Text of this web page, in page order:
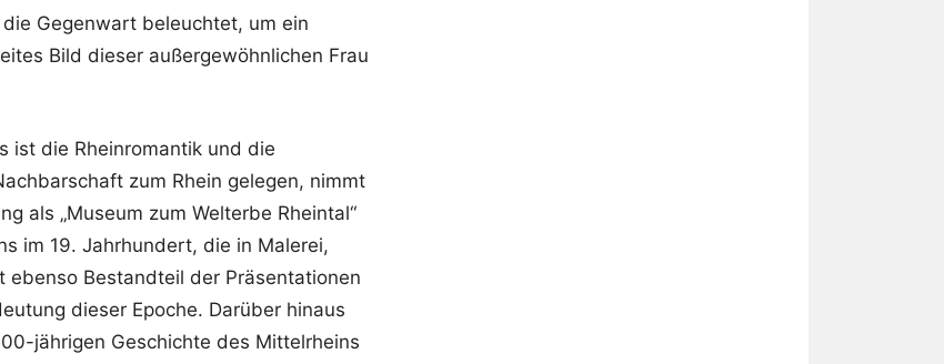
Gegenwart beleuchtet, um ein
Bild dieser außergewöhnlichen Frau
ist die Rheinromantik und die
zum Rhein gelegen, nimmt
als „Museum zum Welterbe Rheintal“
im 19. Jahrhundert, die in Malerei,
Bestandteil der Präsentationen
dieser Epoche. Darüber hinaus
jährigen Geschichte des Mittelrheins